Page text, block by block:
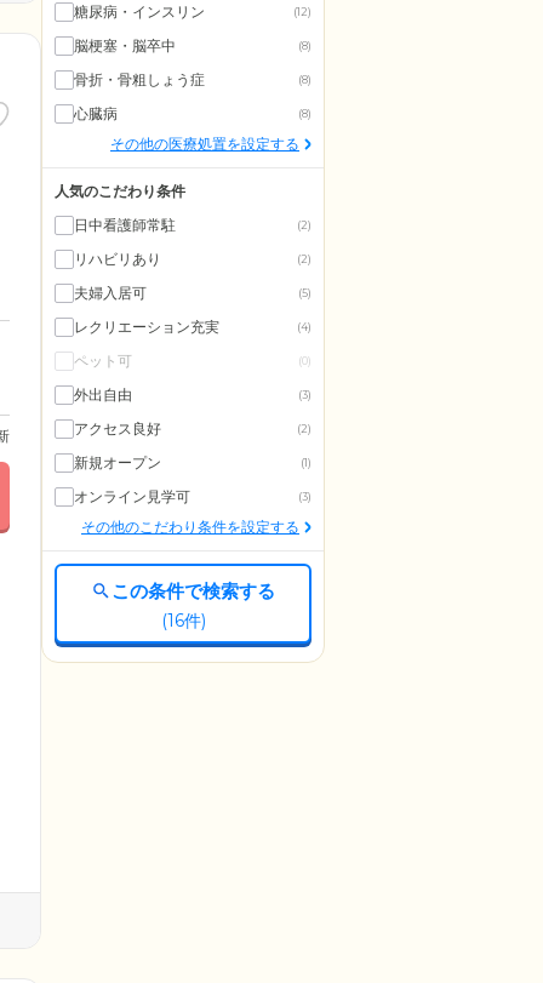
糖尿病・インスリン (12)
脳梗塞・脳卒中 (8)
骨折・骨粗しょう症 (8)
心臓病 (8)
その他の医療処置を設定する
人気のこだわり条件
日中看護師常駐
(2)
リハビリあり (2)
夫婦入居可 (5)
レクリエーション充実 (4)
ペット可 (0)
外出自由 (3)
アクセス良好 (2)
新規オープン (1)
オンライン見学可 (3)
その他のこだわり条件を設定する
この条件で検索する
(16件)